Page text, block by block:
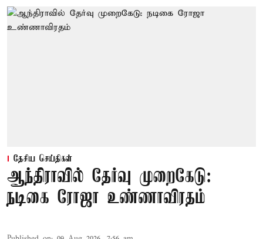
தேசிய செய்திகள்
ஆந்திராவில் தேர்வு முறைகேடு:
நடிகை ரோஜா உண்ணாவிரதம்